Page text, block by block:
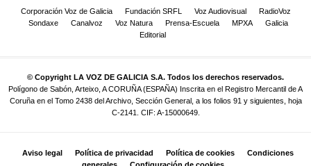
Corporación Voz de Galicia Fundación SRFL Voz Audiovisual
RadioVoz
Sondaxe
Canalvoz Voz Natura Prensa-Escuela MPXA
Galicia
Editorial
© Copyright LA VOZ DE GALICIA S.A. Todos los derechos reservados.
Polígono de Sabón, Arteixo, A CORUÑA (ESPAÑA) Inscrita en el Registro Mercantil de A
Coruña en el Tomo 2438 del Archivo, Sección General, a los folios 91 y siguientes, hoja
C-2141. CIF: A-15000649.
Aviso legal Política de privacidad Política de cookies
Condiciones